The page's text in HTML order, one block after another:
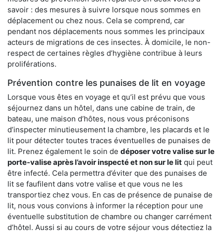
savoir : des mesures à suivre lorsque nous sommes en
déplacement ou chez nous. Cela se comprend, car
pendant nos déplacements nous sommes les principaux
acteurs de migrations de ces insectes. À domicile, le non-
respect de certaines règles d’hygiène contribue à leurs
proliférations.
Prévention contre les punaises de lit en voyage
Lorsque vous êtes en voyage et qu’il est prévu que vous
séjournez dans un hôtel, dans une cabine de train, de
bateau, une maison d’hôtes, nous vous préconisons
d’inspecter minutieusement la chambre, les placards et le
lit pour détecter toutes traces éventuelles de punaises de
lit. Prenez également le soin de déposer votre valise sur le
porte-valise après l’avoir inspecté et non sur le lit qui peut
être infecté. Cela permettra d’éviter que des punaises de
lit se faufilent dans votre valise et que vous ne les
transportiez chez vous. En cas de présence de punaise de
lit, nous vous convions à informer la réception pour une
éventuelle substitution de chambre ou changer carrément
d’hôtel. Aussi si au cours de votre séjour vous détectiez la